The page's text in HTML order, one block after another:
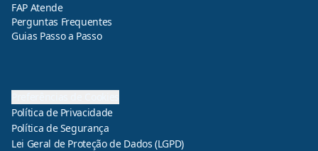
FAP Atende
Perguntas Frequentes
Guias Passo a Passo
Política de Privacidade
Política de Segurança
Lei Geral de Proteção de Dados (LGPD)